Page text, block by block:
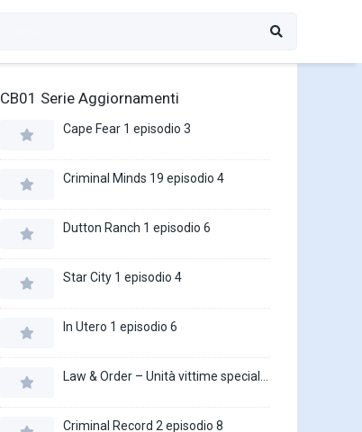
CB01 Serie Aggiornamenti
Cape Fear 1 episodio 3
Criminal Minds 19 episodio 4
Dutton Ranch 1 episodio 6
Star City 1 episodio 4
In Utero 1 episodio 6
Criminal Record 2 episodio 8